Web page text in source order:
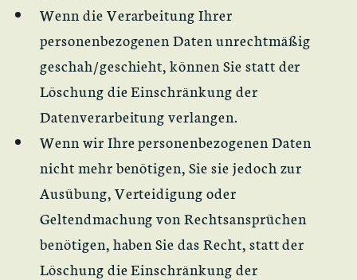
Wenn die Verarbeitung Ihrer
personenbezogenen Daten unrechtmäßig
geschah/geschieht, können Sie statt der
Löschung die Einschränkung der
Datenverarbeitung verlangen.
Wenn wir Ihre personenbezogenen Daten
nicht mehr benötigen, Sie sie jedoch zur
Ausübung, Verteidigung oder
Geltendmachung von Rechtsansprüchen
benötigen, haben Sie das Recht, statt der
Löschung die Einschränkung der